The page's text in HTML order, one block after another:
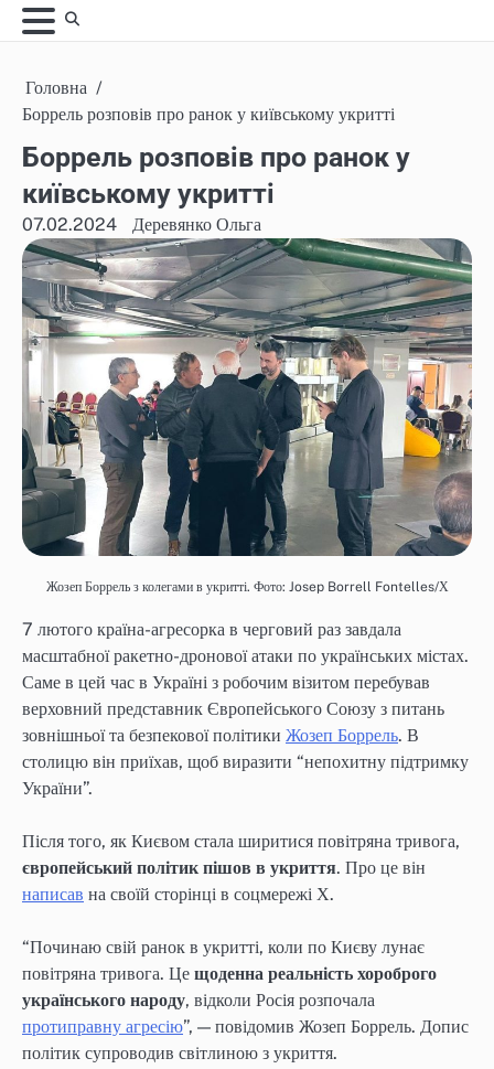
Skip
to
Головна
Боррель розповів про ранок у київському укритті
Боррель розповів про ранок у
київському укритті
07.02.2024 Деревянко Ольга
Жозеп Боррель з колегами в укритті. Фото: Josep Borrell Fontelles/Х
7 лютого країна-агресорка в черговий раз завдала
масштабної ракетно-дронової атаки по українських містах.
Саме в цей час в Україні з робочим візитом перебував
верховний представник Європейського Союзу з питань
зовнішньої та безпекової політики Жозеп Боррель. В
столицю він приїхав, щоб виразити “непохитну підтримку
України”.
Після того, як Києвом стала ширитися повітряна тривога,
європейський політик пішов в укриття. Про це він
написав на своїй сторінці в соцмережі Х.
“Починаю свій ранок в укритті, коли по Києву лунає
повітряна тривога. Це щоденна реальність хороброго
українського народу, відколи Росія розпочала
протиправну агресію”, — повідомив Жозеп Боррель. Допис
політик супроводив світлиною з укриття.